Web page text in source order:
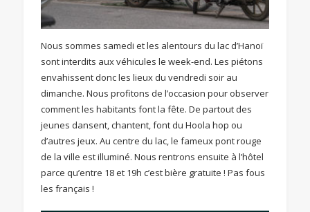
Nous sommes samedi et les alentours du lac d’Hanoï
sont interdits aux véhicules le week-end. Les piétons
envahissent donc les lieux du vendredi soir au
dimanche. Nous profitons de l’occasion pour observer
comment les habitants font la fête. De partout des
jeunes dansent, chantent, font du Hoola hop ou
d’autres jeux. Au centre du lac, le fameux pont rouge
de la ville est illuminé. Nous rentrons ensuite à l’hôtel
parce qu’entre 18 et 19h c’est bière gratuite ! Pas fous
les français !